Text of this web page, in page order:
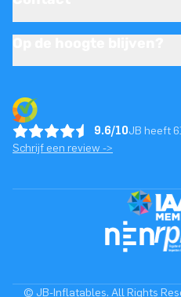
9.6/10JB heeft
Schrijf een review ->
© JB-Inflatables. All Rights